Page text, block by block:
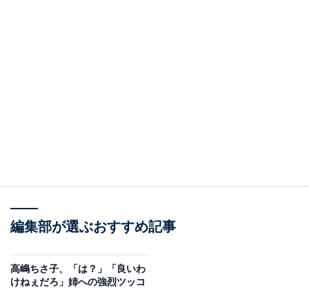
編集部が選ぶおすすめ記事
高嶋ちさ子、「は？」「良いわ
けねぇだろ」姉への強烈ツッコ